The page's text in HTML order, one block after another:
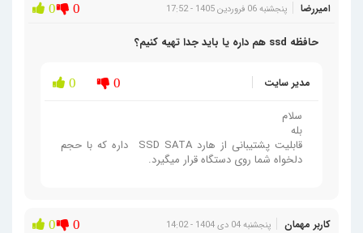
امیررضا پنجشنبه 06 فروردین 1405 - 17:52 0 0
حافظه ssd هم داره یا باید جدا تهیه کنیم؟
مدیر سایت 0 0
سلام
بله
قابلیت پشتیبانی از هارد SSD SATA داره که با حجم
دلخواه شما روی دستگاه قرار میگیرد.
کاربر مهمان پنجشنبه 04 دی 1404 - 14:02 0 0